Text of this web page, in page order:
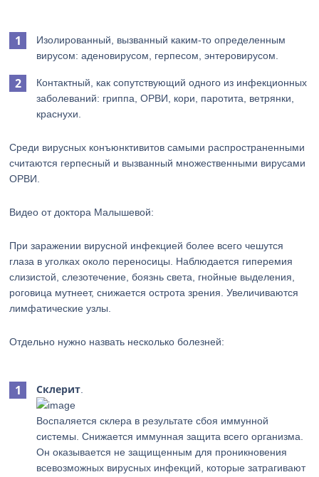
Изолированный, вызванный каким-то определенным
вирусом: аденовирусом, герпесом, энтеровирусом.
Контактный, как сопутствующий одного из инфекционных
заболеваний: гриппа, ОРВИ, кори, паротита, ветрянки,
краснухи.
Среди вирусных конъюнктивитов самыми распространенными
считаются герпесный и вызванный множественными вирусами
ОРВИ.
Видео от доктора Малышевой:
При заражении вирусной инфекцией более всего чешутся
глаза в уголках около переносицы. Наблюдается гиперемия
слизистой, слезотечение, боязнь света, гнойные выделения,
роговица мутнеет, снижается острота зрения. Увеличиваются
лимфатические узлы.
Отдельно нужно назвать несколько болезней:
Склерит
Воспаляется склера в результате сбоя иммунной
системы. Снижается иммунная защита всего организма.
Он оказывается не защищенным для проникновения
всевозможных вирусных инфекций, которые затрагивают